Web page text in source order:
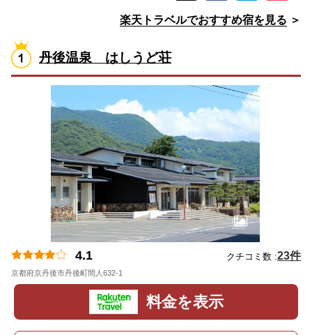
楽天トラベルでおすすめ宿を見る ＞
丹後温泉 はしうど荘
4.1 クチコミ数 :23件
京都府京丹後市丹後町間人632-1
料金を表示